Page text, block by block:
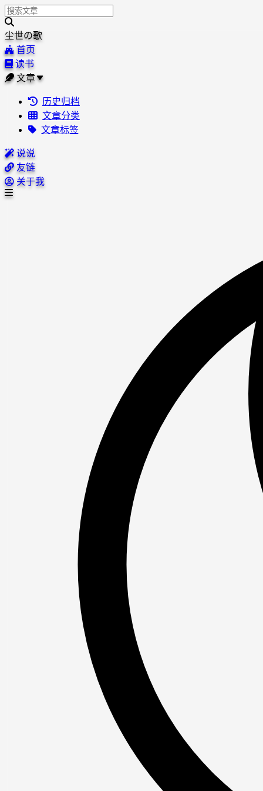
尘世の歌
首页
读书
文章
历史归档
文章分类
文章标签
说说
友链
关于我